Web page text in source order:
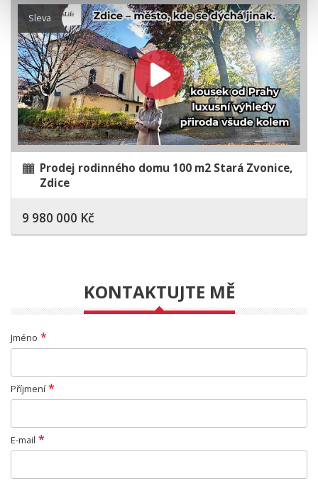
Sleva
Prodej rodinného domu 100 m2 Stará Zvonice,
Zdice
9 980 000 Kč
KONTAKTUJTE MĚ
Jméno *
Příjmení *
E-mail *